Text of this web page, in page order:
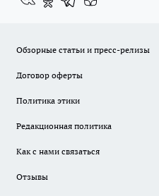
Обзорные статьи и пресс-релизы
Договор оферты
Политика этики
Редакционная политика
Как с нами связаться
Отзывы